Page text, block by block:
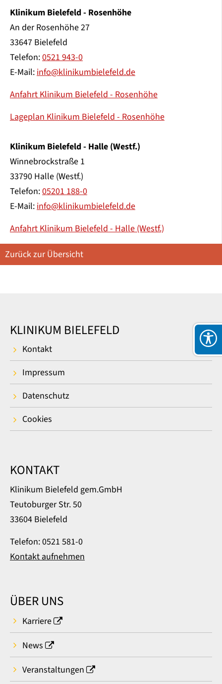
Klinikum Bielefeld - Rosenhöhe
An der Rosenhöhe 27
33647 Bielefeld
Telefon:0521 943-0
E-Mail:info@klinikumbielefeld.de
Anfahrt Klinikum Bielefeld - Rosenhöhe
Lageplan Klinikum Bielefeld - Rosenhöhe
Klinikum Bielefeld - Halle (Westf.)
Winnebrockstraße 1
33790 Halle (Westf.)
Telefon:05201 188-0
E-Mail:info@klinikumbielefeld.de
Anfahrt Klinikum Bielefeld - Halle (Westf.)
Zurück zur Übersicht
KLINIKUM BIELEFELD
Kontakt
Impressum
Datenschutz
Cookies
KONTAKT
Klinikum Bielefeld gem.GmbH
Teutoburger Str. 50
33604 Bielefeld
Telefon: 0521 581-0
Kontakt aufnehmen
ÜBER UNS
Karriere
News
Veranstaltungen